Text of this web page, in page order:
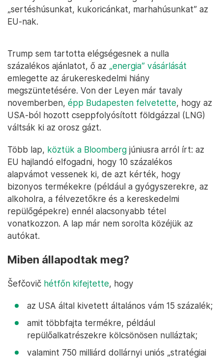
„sertéshúsunkat, kukoricánkat, marhahúsunkat” az
EU-nak.
Trump sem tartotta elégségesnek a nulla
százalékos ajánlatot, ő az „energia” vásárlását
emlegette az árukereskedelmi hiány
megszüntetésére. Von der Leyen már tavaly
novemberben, épp Budapesten felvetette, hogy az
USA-ból hozott cseppfolyósított földgázzal (LNG)
váltsák ki az orosz gázt.
Több lap, köztük a Bloomberg júniusra arról írt: az
EU hajlandó elfogadni, hogy 10 százalékos
alapvámot vessenek ki, de azt kérték, hogy
bizonyos termékekre (például a gyógyszerekre, az
alkoholra, a félvezetőkre és a kereskedelmi
repülőgépekre) ennél alacsonyabb tétel
vonatkozzon. A lap már nem sorolta közéjük az
autókat.
Miben állapodtak meg?
Šefčovič hétfőn kifejtette, hogy
az USA által kivetett általános vám 15 százalék;
amit többfajta termékre, például
repülőalkatrészekre kölcsönösen nulláztak;
valamint 750 milliárd dollárnyi uniós „stratégiai